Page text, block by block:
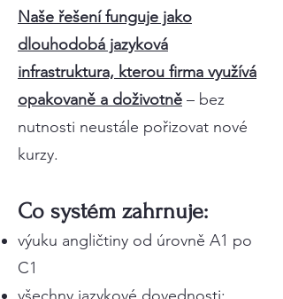
Naše řešení funguje jako
dlouhodobá jazyková
infrastruktura, kterou firma využívá
opakovaně a doživotně – bez
nutnosti neustále pořizovat nové
kurzy.
Co systém zahrnuje:
výuku angličtiny od úrovně A1 po
C1